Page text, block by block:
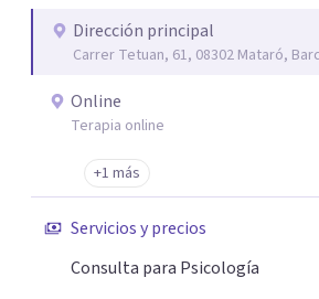
Dirección principal
Carrer Tetuan, 61, 08302 Mataró,
Online
Terapia online
+1 más
Servicios y precios
Consulta para Psicología